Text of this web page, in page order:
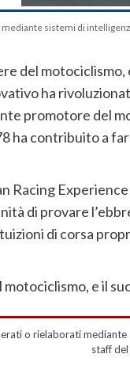
sistemi di
del
ha
promotore del
ha contribuito a
Racing
di provare
di corsa
motociclismo, e il
o rielaborati
staff